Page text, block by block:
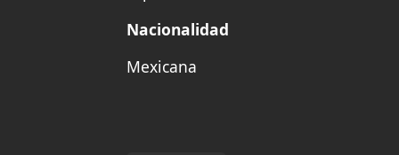
Nacionalidad
Mexicana